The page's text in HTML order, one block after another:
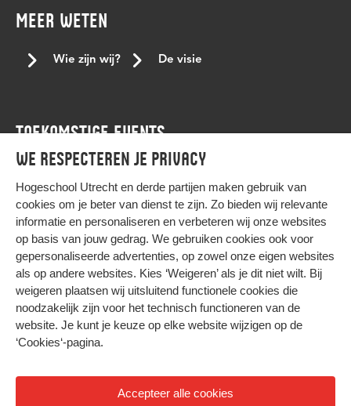
We respecteren je privacy
Hogeschool Utrecht en derde partijen maken gebruik van
cookies om je beter van dienst te zijn. Zo bieden wij relevante
informatie en personaliseren en verbeteren wij onze websites
op basis van jouw gedrag. We gebruiken cookies ook voor
gepersonaliseerde advertenties, op zowel onze eigen websites
als op andere websites. Kies ‘Weigeren’ als je dit niet wilt. Bij
weigeren plaatsen wij uitsluitend functionele cookies die
noodzakelijk zijn voor het technisch functioneren van de
website. Je kunt je keuze op elke website wijzigen op de
‘Cookies‘-pagina.
Accepteer alle cookies
MEER WETEN
Wie zijn wij? De visie
TOEKOMSTIGE EVENTS
HIER KOMT ALLES SAMEN
Privacy
Cookies